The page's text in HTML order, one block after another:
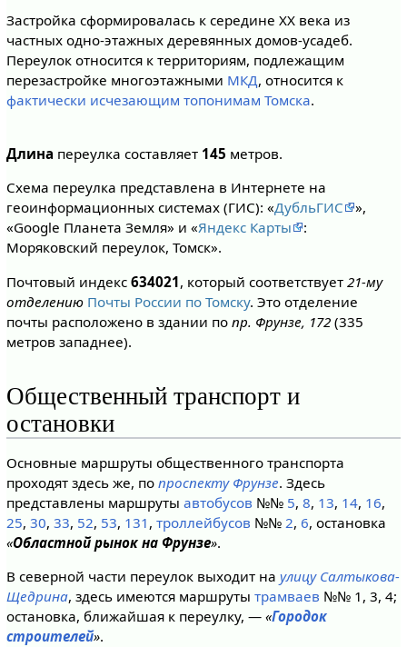
Застройка сформировалась к середине XX века из
частных одно-этажных деревянных домов-усадеб.
Переулок относится к территориям, подлежащим
перезастройке многоэтажными МКД, относится к
фактически исчезающим топонимам Томска.
Длина переулка составляет 145 метров.
Схема переулка представлена в Интернете на
геоинформационных системах (ГИС): «ДубльГИС
»,
«Google Планета Земля» и «Яндекс Карты
:
Моряковский переулок, Томск».
Почтовый индекс 634021, который соответствует 21-му
отделению Почты России по Томску. Это отделение
почты расположено в здании по пр. Фрунзе, 172(335
метров западнее).
Общественный транспорт и
остановки
Основные маршруты общественного транспорта
проходят здесь же, по проспекту Фрунзе. Здесь
представлены маршруты автобусов №№ 5, 8, 13, 14, 16,
25, 30, 33, 52, 53, 131 , троллейбусов №№ 2, 6, остановка
«Областной рынок на Фрунзе».
В северной части переулок выходит на улицу Салтыкова-
Щедрина, здесь имеются маршруты трамваев №№ 1, 3, 4;
остановка, ближайшая к переулку, — «Городок
строителей».